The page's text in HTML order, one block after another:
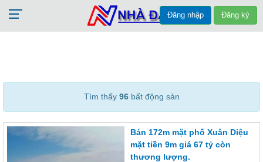
Đăng nhập Đăng ký
Tìm thấy 96bất động sản
Bán 172m mặt phố Xuân Diệu
mặt tiền 9m giá 67 tỷ còn
thương lượng.